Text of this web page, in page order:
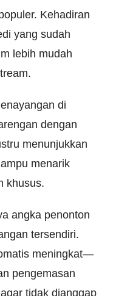
. Kehadiran
yang sudah
lebih mudah
di
dengan
menunjukkan
menarik
khusus.
angka penonton
tersendiri.
meningkat—
pengemasan
tidak dianggap